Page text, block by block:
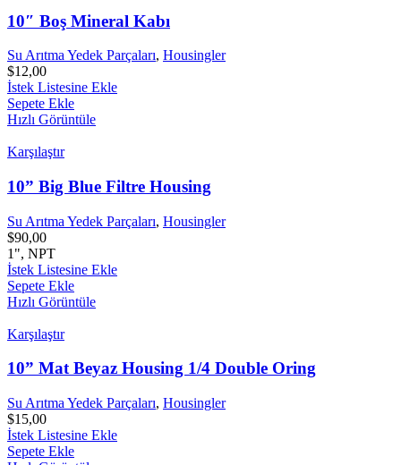
10″ Boş Mineral Kabı
Su Arıtma Yedek Parçaları, Housingler
$12,00
İstek Listesine Ekle
Sepete Ekle
Hızlı Görüntüle
Karşılaştır
10” Big Blue Filtre Housing
Su Arıtma Yedek Parçaları, Housingler
$90,00
1", NPT
İstek Listesine Ekle
Sepete Ekle
Hızlı Görüntüle
Karşılaştır
10” Mat Beyaz Housing 1/4 Double Oring
Su Arıtma Yedek Parçaları, Housingler
$15,00
İstek Listesine Ekle
Sepete Ekle